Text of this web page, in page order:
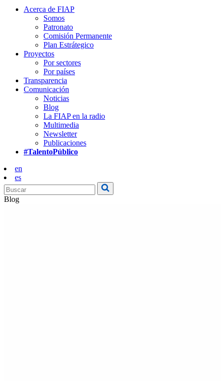
Acerca de FIAP
Somos
Patronato
Comisión Permanente
Plan Estrátegico
Proyectos
Por sectores
Por países
Transparencia
Comunicación
Noticias
Blog
La FIAP en la radio
Multimedia
Newsletter
Publicaciones
#TalentoPúblico
en
es
Blog